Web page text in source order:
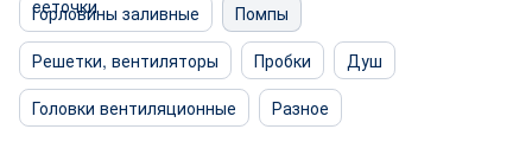
Горловины заливные
Помпы
Решетки, вентиляторы
Пробки
Душ
Головки вентиляционные
Разное